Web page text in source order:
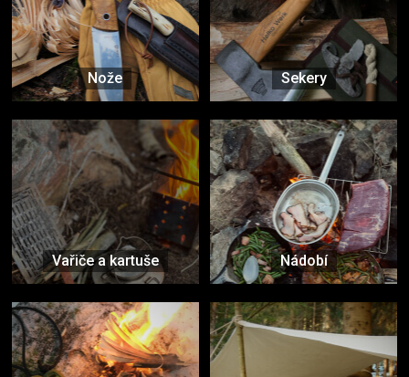
Nože Sekery
Vařiče a kartuše Nádobí